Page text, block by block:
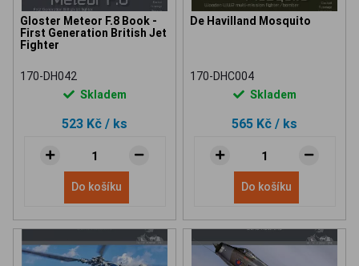
Gloster Meteor F.8 Book -
First Generation British Jet
Fighter
170-DH042
Skladem
523 Kč / ks
Do košíku
De Havilland Mosquito
170-DHC004
Skladem
565 Kč / ks
Do košíku